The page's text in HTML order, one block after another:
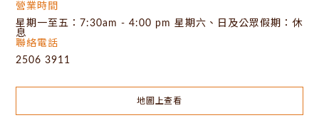
營業時間
星期一至五：7:30am - 4:00 pm 星期六、日及公眾假期：休
息
聯絡電話
2506 3911
地圖上查看